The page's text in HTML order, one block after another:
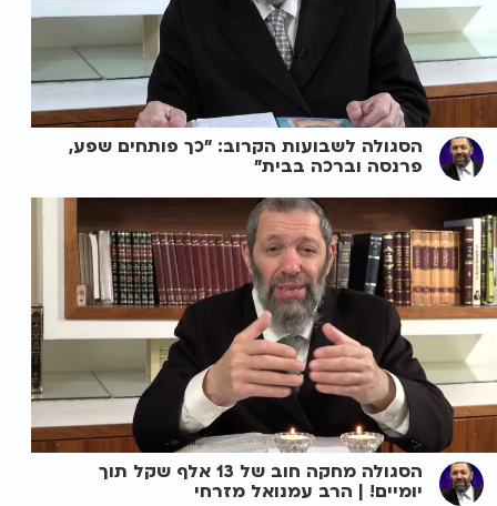
הסגולה לשבועות הקרוב: "כך פותחים שפע,
פרנסה וברכה בבית"
הסגולה מחקה חוב של 13 אלף שקל תוך
יומיים! | הרב עמנואל מזרחי